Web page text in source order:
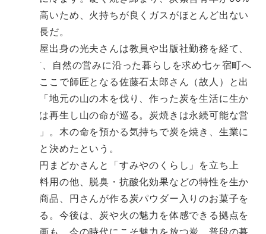
以上と高いため、火持ちが良くガスがほとんど出ない
のが特長だ。
名古屋出身の光夫さんは教員や出版社勤務を経て、
25年前、自然の営みに沿った暮らしを求め七ヶ宿町へ
移住。ここで師匠となる佐藤石太郎さん（故人）と出
会う。「地元の山の木を伐り、作った炭を生活に生か
す。木は再生し山の命が巡る。炭焼きは永続可能な営
みです」。木の命を預かる気持ちで炭を焼き、生業に
しようと決めたという。
妻の円まどかさんと「すみやのくらし」を立ち上
げ、燃料用の他、脱臭・抗酸化効果などの特性を生か
した炭商品、円さんが作る炭パウダー入りのお菓子を
販売する。今後は、炭や火の魅力を体感できる拠点を